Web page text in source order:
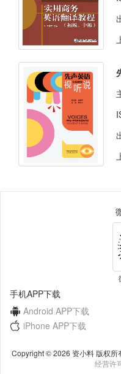
手机APP下载
Android APP下载
iPhone APP下载
Copyright © 2026 资小料 版权所
经营许